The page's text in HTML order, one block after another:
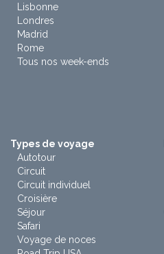
Lisbonne
Londres
Madrid
Rome
Tous nos week-ends
Types de voyage
Autotour
Circuit
Circuit individuel
Croisière
Séjour
Safari
Voyage de noces